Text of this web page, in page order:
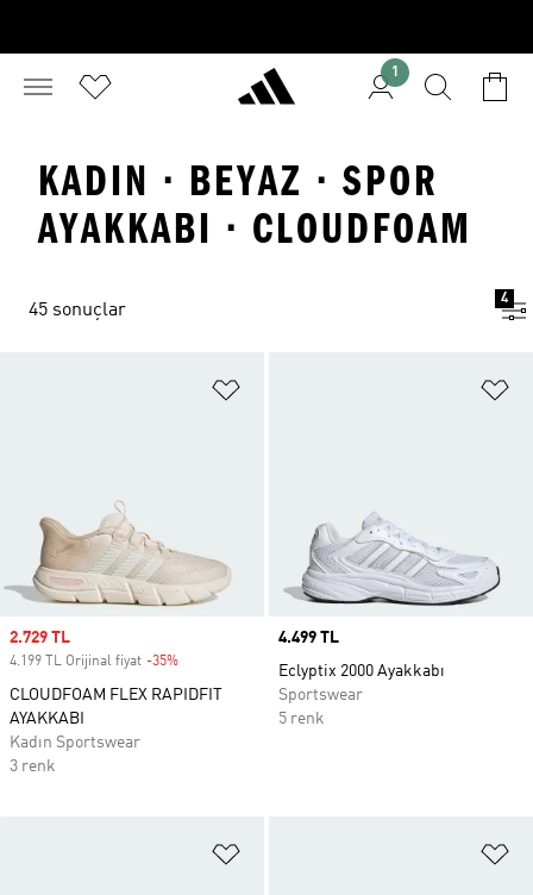
1
KADIN · BEYAZ · SPOR
AYAKKABI · CLOUDFOAM
45 sonuçlar
4
Sale price
2.729 TL
4.199 TL Orijinal fiyat -35%
CLOUDFOAM FLEX RAPIDFIT
AYAKKABI
Kadın Sportswear
3 renk
Price
4.499 TL
Eclyptix 2000 Ayakkabı
Sportswear
5 renk